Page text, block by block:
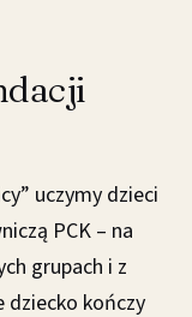
uczymy dzieci
PCK – na
grupach i z
dziecko kończy